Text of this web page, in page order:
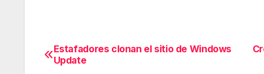
Navegación
Estafadores clonan el sitio de Windows
Update